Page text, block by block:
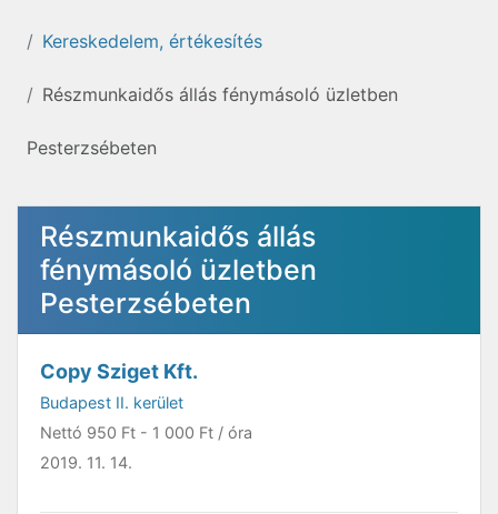
Kereskedelem, értékesítés
Részmunkaidős állás fénymásoló üzletben
Pesterzsébeten
Részmunkaidős állás
fénymásoló üzletben
Pesterzsébeten
Copy Sziget Kft.
Budapest II. kerület
Nettó 950 Ft - 1 000 Ft / óra
2019. 11. 14.